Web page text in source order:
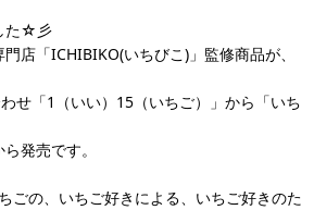
た☆彡
店「ICHIBIKO(いちびこ)」監修商品が、
せ「1（いい）15（いちご）」から「いち
発売です。
ごの、いちご好きによる、いちご好きのた